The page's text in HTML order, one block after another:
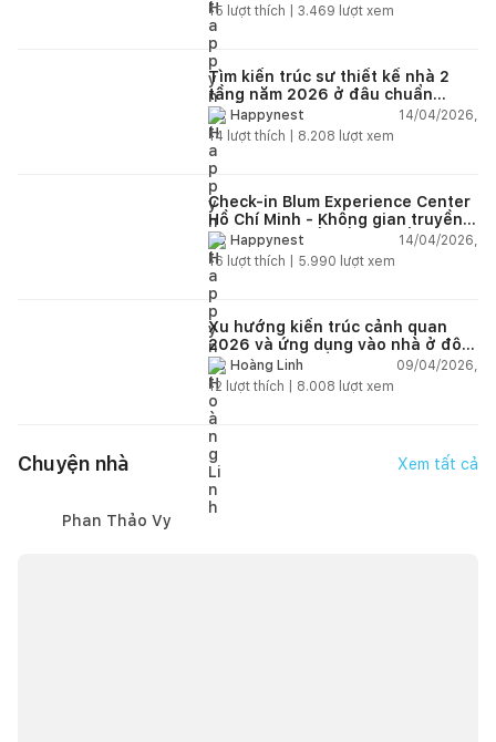
15 lượt thích | 3.469 lượt xem
Tìm kiến trúc sư thiết kế nhà 2
tầng năm 2026 ở đâu chuẩn
nhất?Happynest
14/04/2026,
14 lượt thích | 8.208 lượt xem
Check-in Blum Experience Center
Hồ Chí Minh - Không gian truyền
cảm hứng thiết kế nội thất
Happynest
14/04/2026,
16 lượt thích | 5.990 lượt xem
Xu hướng kiến trúc cảnh quan
2026 và ứng dụng vào nhà ở đô
thị hiện đại
Hoàng Linh
09/04/2026,
12 lượt thích | 8.008 lượt xem
Chuyện nhà Xem tất cả
Phan Thảo Vy